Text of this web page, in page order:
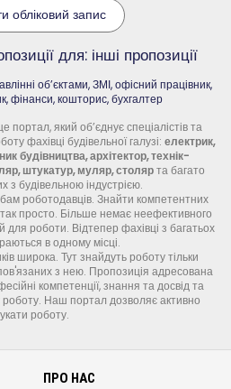
обліковий запис
для: інші пропозиції
об’єктами, ЗМІ, офісний працівник,
фінанси, кошторис, бухгалтер
який об’єднує спеціалістів та
фахівці будівельної галузі: електрик,
будівництва, архітектор, технік-
штукатур, муляр, столярта багато
з будівельною індустрією.
роботодавців. Знайти компетентних
так просто. Більше немає неефективного
для роботи. Відтепер фахівці з багатьох
в одному місці.
широка. Тут знайдуть роботу тільки
пов'язаних з нею. Пропозиція адресована
компетенції, знання та досвід та
Наш портал дозволяє активно
роботу.
ПРО НАС